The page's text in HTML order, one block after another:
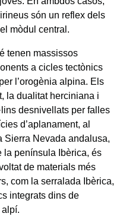
són un reflex dels
mòdul central.
tenen massissos
a cicles tectònics
l’orogènia alpina. Els
la dualitat herciniana i
desnivellats per falles
d’aplanament, al
Sierra Nevada andalusa,
la península Ibèrica, és
de materials més
com la serralada Ibèrica,
integrats dins de